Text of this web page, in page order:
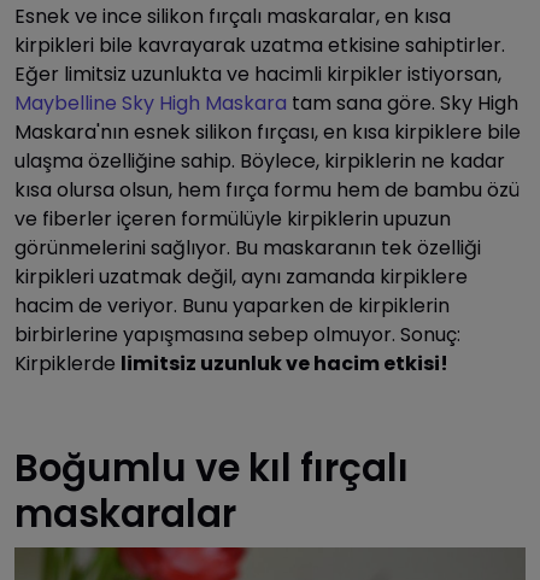
Esnek ve ince silikon fırçalı maskaralar, en kısa
kirpikleri bile kavrayarak uzatma etkisine sahiptirler.
Eğer limitsiz uzunlukta ve hacimli kirpikler istiyorsan,
Maybelline Sky High Maskara tam sana göre. Sky High
Maskara'nın esnek silikon fırçası, en kısa kirpiklere bile
ulaşma özelliğine sahip. Böylece, kirpiklerin ne kadar
kısa olursa olsun, hem fırça formu hem de bambu özü
ve fiberler içeren formülüyle kirpiklerin upuzun
görünmelerini sağlıyor. Bu maskaranın tek özelliği
kirpikleri uzatmak değil, aynı zamanda kirpiklere
hacim de veriyor. Bunu yaparken de kirpiklerin
birbirlerine yapışmasına sebep olmuyor. Sonuç:
Kirpiklerde limitsiz uzunluk ve hacim etkisi!
Boğumlu ve kıl fırçalı
maskaralar